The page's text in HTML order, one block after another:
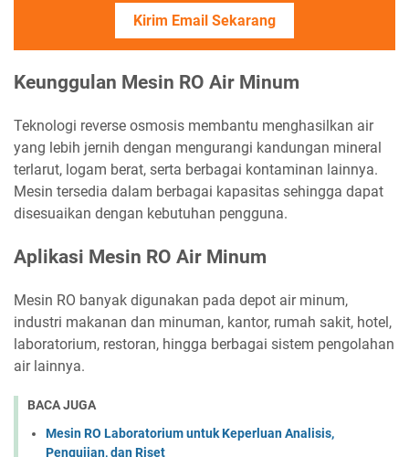
Kirim Email Sekarang
Keunggulan Mesin RO Air Minum
Teknologi reverse osmosis membantu menghasilkan air
yang lebih jernih dengan mengurangi kandungan mineral
terlarut, logam berat, serta berbagai kontaminan lainnya.
Mesin tersedia dalam berbagai kapasitas sehingga dapat
disesuaikan dengan kebutuhan pengguna.
Aplikasi Mesin RO Air Minum
Mesin RO banyak digunakan pada depot air minum,
industri makanan dan minuman, kantor, rumah sakit, hotel,
laboratorium, restoran, hingga berbagai sistem pengolahan
air lainnya.
BACA JUGA
Mesin RO Laboratorium untuk Keperluan Analisis,
Pengujian, dan Riset